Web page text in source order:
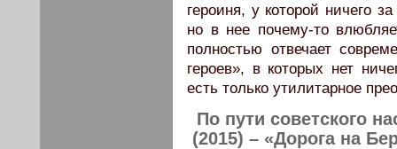
героиня, у которой ничего
но в нее почему-то
полностью отвечает
героев», в которых нет
есть только утилитарное
По пути советского
(2015) – «Дорога на